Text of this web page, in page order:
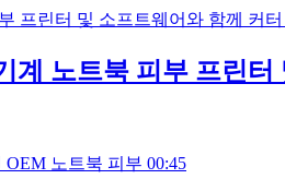
계 노트북 피부 프린터
00:45